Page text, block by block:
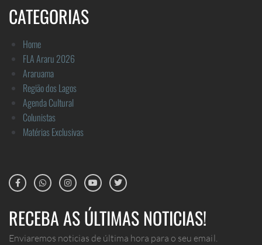
CATEGORIAS
Home
FLA Araru 2026
Araruama
Região dos Lagos
Agenda Cultural
Colunistas
Matérias Exclusivas
RECEBA AS ÚLTIMAS NOTICIAS!
Enviaremos noticias de última hora para o seu email.